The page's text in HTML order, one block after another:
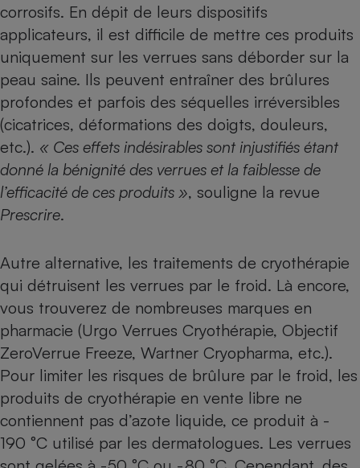
corrosifs. En dépit de leurs dispositifs
applicateurs, il est difficile de mettre ces produits
uniquement sur les verrues sans déborder sur la
peau saine. Ils peuvent entraîner des brûlures
profondes et parfois des séquelles irréversibles
(cicatrices, déformations des doigts, douleurs,
etc.). « Ces effets indésirables sont injustifiés étant
donné la bénignité des verrues et la faiblesse de
l’efficacité de ces produits », souligne la revue
Prescrire.
Autre alternative, les traitements de cryothérapie
qui détruisent les verrues par le froid. Là encore,
vous trouverez de nombreuses marques en
pharmacie (Urgo Verrues Cryothérapie, Objectif
ZeroVerrue Freeze, Wartner Cryopharma, etc.).
Pour limiter les risques de brûlure par le froid, les
produits de cryothérapie en vente libre ne
contiennent pas d’azote liquide, ce produit à -
190 °C utilisé par les dermatologues. Les verrues